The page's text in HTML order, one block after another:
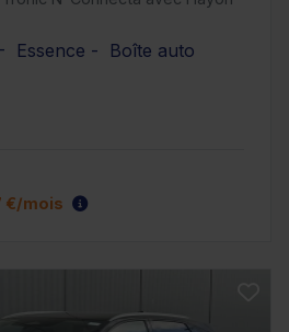
Essence - Boîte auto
€/mois